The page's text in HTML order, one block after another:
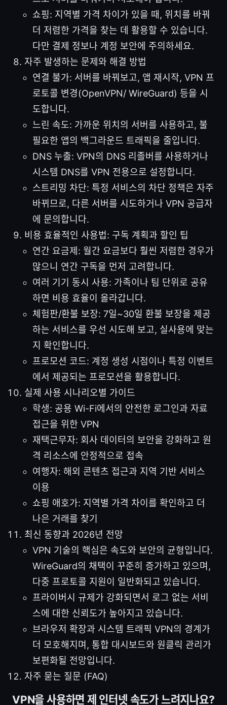
쇼핑: 지역별 가격 차이가 있을 때, 위치를 바꿔
더 저렴한 가격을 찾는 데 활용할 수 있습니다.
다만 결제 정보나 계정 보안에 주의하세요.
자주 발생하는 문제와 해결 방법
연결 불가: 서버를 바꿔보고, 앱 재시작, VPN 프
로토콜 변경(OpenVPN/ WireGuard) 등을 시
도합니다.
느린 속도: 가까운 위치의 서버를 사용하고, 불
필요한 앱의 백그라운드 트래픽을 줄입니다.
DNS 누출: VPN의 DNS 리졸버를 사용하거나
시스템 DNS를 VPN 전용으로 설정합니다.
스트리밍 차단: 특정 서비스의 차단 정책은 자주
바뀌므로, 다른 서버를 시도하거나 VPN 공급자
에 문의합니다.
비용 효율적인 사용법: 구독 계획과 할인 팁
연간 요금제: 월간 요금보다 훨씬 저렴한 경우가
많으니 연간 구독을 먼저 고려합니다.
여러 기기 동시 사용: 가족이나 팀 단위로 공유
하면 비용 효율이 올라갑니다.
체험판/환불 보장: 7일~30일 환불 보장을 제공
하는 서비스를 우선 시도해 보고, 실사용에 맞는
지 확인합니다.
프로모션 코드: 계정 생성 시점이나 특정 이벤트
에서 제공되는 프로모션을 활용합니다.
실제 사용 시나리오별 가이드
학생: 공용 Wi-Fi에서의 안전한 로그인과 자료
접근을 위한 VPN
재택근무자: 회사 데이터의 보안을 강화하고 원
격 리소스에 안정적으로 접속
여행자: 해외 콘텐츠 접근과 지역 기반 서비스
이용
쇼핑 애호가: 지역별 가격 차이를 확인하고 더
나은 거래를 찾기
최신 동향과 2026년 전망
VPN 기술의 핵심은 속도와 보안의 균형입니다.
WireGuard의 채택이 꾸준히 증가하고 있으며,
다중 프로토콜 지원이 일반화되고 있습니다.
프라이버시 규제가 강화되면서 로그 없는 서비
스에 대한 신뢰도가 높아지고 있습니다.
브라우저 확장과 시스템 트래픽 VPN의 경계가
더 모호해지며, 통합 대시보드와 원클릭 관리가
보편화될 전망입니다.
자주 묻는 질문 (FAQ)
VPN을 사용하면 제 인터넷 속도가 느려지나요?